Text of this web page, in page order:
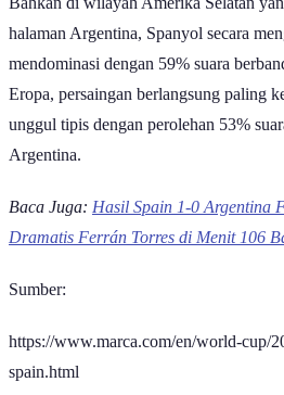
Spanyol kuasai dukungan selama final piala
Baca Juga:
Berdasarkan jajak pendapat yang
berpartisipasi dalam pemungutan suara
responden, MARCA mencatat bahwa
Spanyol bersifat global dan merata di